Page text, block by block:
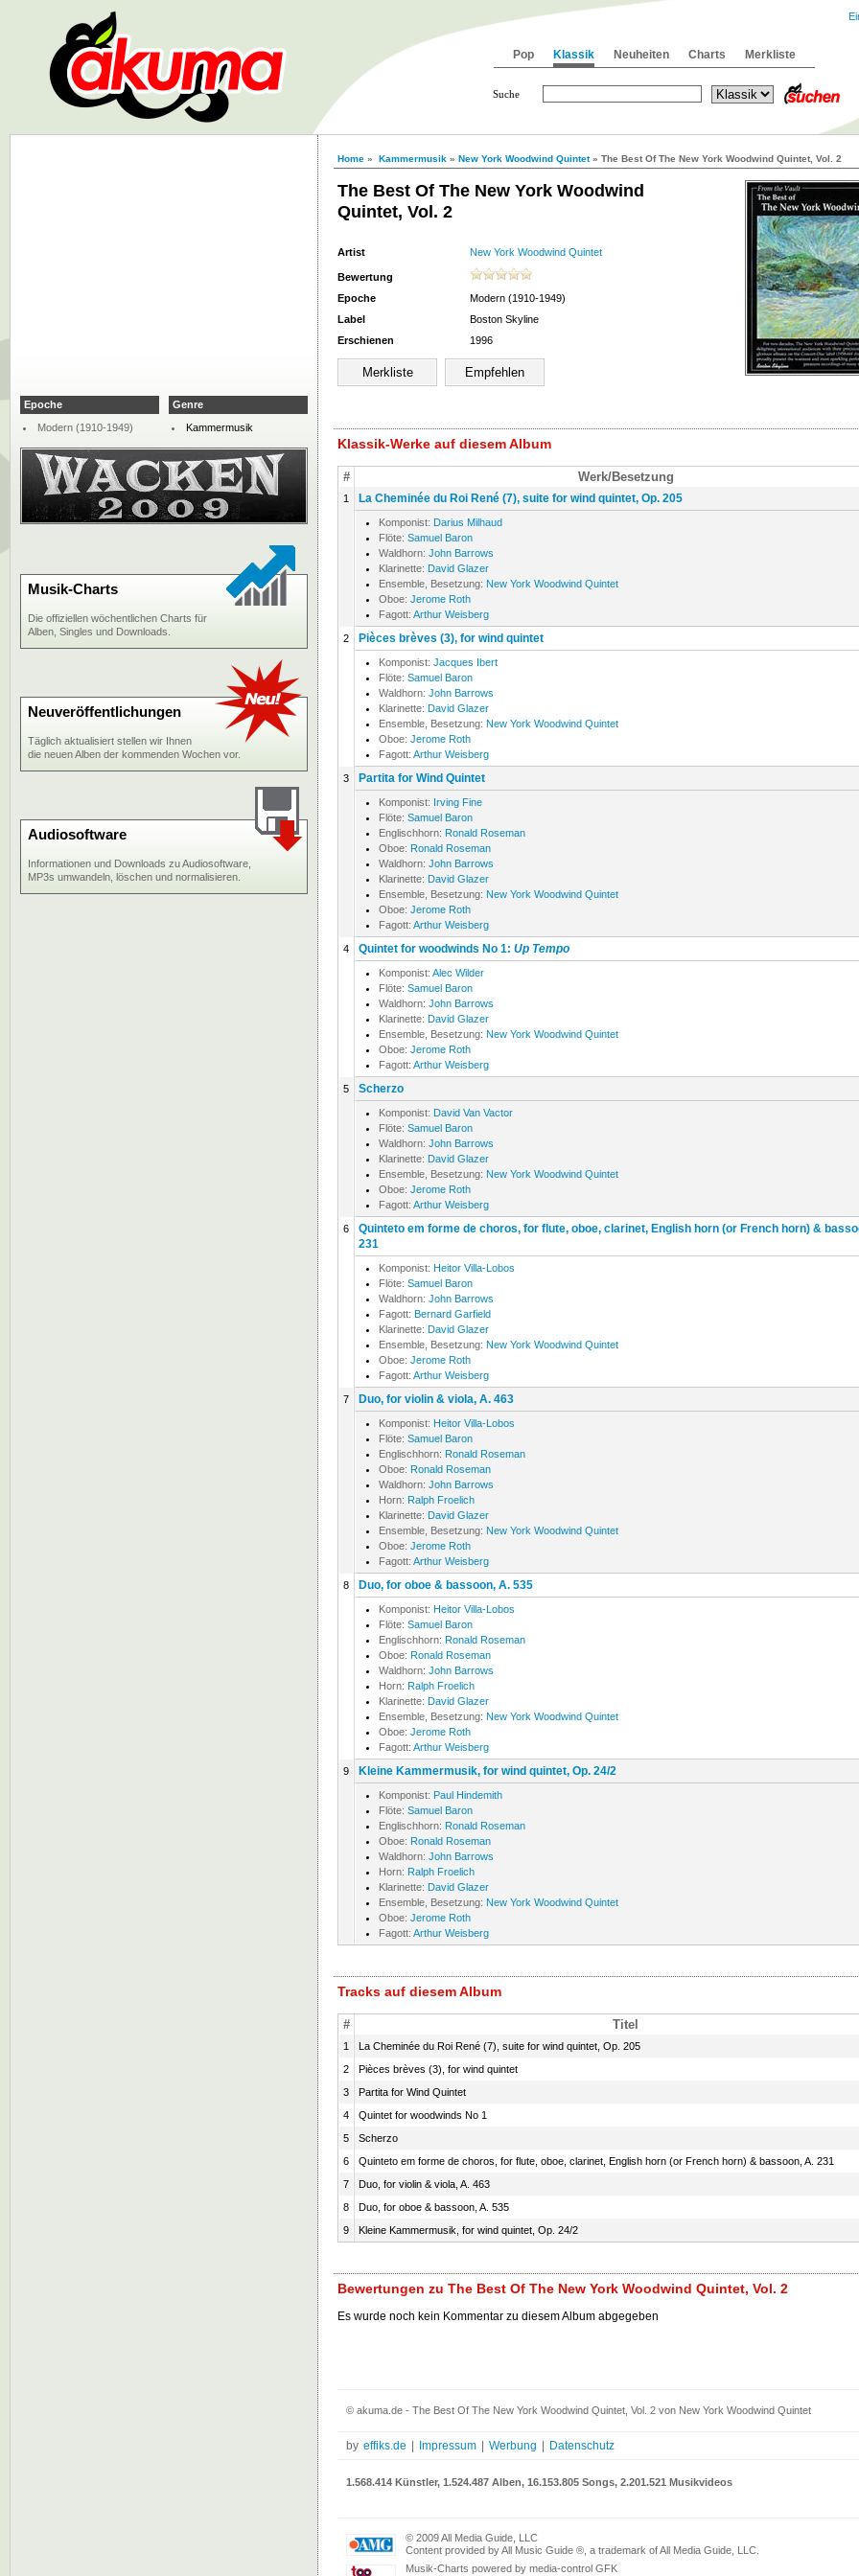
Home » Kammermusik » New York Woodwind Quintet» The Best Of The New York Woodwind Quintet, Vol. 2
The Best Of The New York Woodwind
Quintet, Vol. 2
Artist New York Woodwind Quintet
Bewertung
Epoche
Modern (1910-1949)
Label
Boston Skyline
Erschienen
1996
Klassik-Werke auf diesem Album
# Werk/Besetzung
1 La Cheminée du Roi René (7), suite for wind quintet, Op. 205
Komponist: Darius Milhaud
Flöte: Samuel Baron
Waldhorn: John Barrows
Klarinette: David Glazer
Ensemble, Besetzung: New York Woodwind Quintet
Oboe: Jerome Roth
Fagott: Arthur Weisberg
2 Pièces brèves (3), for wind quintet
Komponist: Jacques Ibert
Flöte: Samuel Baron
Waldhorn: John Barrows
Klarinette: David Glazer
Ensemble, Besetzung: New York Woodwind Quintet
Oboe: Jerome Roth
Fagott: Arthur Weisberg
3 Partita for Wind Quintet
Komponist: Irving Fine
Flöte: Samuel Baron
Englischhorn: Ronald Roseman
Oboe: Ronald Roseman
Waldhorn: John Barrows
Klarinette: David Glazer
Ensemble, Besetzung: New York Woodwind Quintet
Oboe: Jerome Roth
Fagott: Arthur Weisberg
4 Quintet for woodwinds No 1: Up Tempo
Komponist: Alec Wilder
Flöte: Samuel Baron
Waldhorn: John Barrows
Klarinette: David Glazer
Ensemble, Besetzung: New York Woodwind Quintet
Oboe: Jerome Roth
Fagott: Arthur Weisberg
5 Scherzo
Komponist: David Van Vactor
Flöte: Samuel Baron
Waldhorn: John Barrows
Klarinette: David Glazer
Ensemble, Besetzung: New York Woodwind Quintet
Oboe: Jerome Roth
Fagott: Arthur Weisberg
6
Quinteto em forme de choros, for flute, oboe, clarinet, English horn (or French horn) &
231
Komponist: Heitor Villa-Lobos
Flöte: Samuel Baron
Waldhorn: John Barrows
Fagott: Bernard Garfield
Klarinette: David Glazer
Ensemble, Besetzung: New York Woodwind Quintet
Oboe: Jerome Roth
Fagott: Arthur Weisberg
7 Duo, for violin & viola, A. 463
Komponist: Heitor Villa-Lobos
Flöte: Samuel Baron
Englischhorn: Ronald Roseman
Oboe: Ronald Roseman
Waldhorn: John Barrows
Horn: Ralph Froelich
Klarinette: David Glazer
Ensemble, Besetzung: New York Woodwind Quintet
Oboe: Jerome Roth
Fagott: Arthur Weisberg
8 Duo, for oboe & bassoon, A. 535
Komponist: Heitor Villa-Lobos
Flöte: Samuel Baron
Englischhorn: Ronald Roseman
Oboe: Ronald Roseman
Waldhorn: John Barrows
Horn: Ralph Froelich
Klarinette: David Glazer
Ensemble, Besetzung: New York Woodwind Quintet
Oboe: Jerome Roth
Fagott: Arthur Weisberg
9 Kleine Kammermusik, for wind quintet, Op. 24/2
Komponist: Paul Hindemith
Flöte: Samuel Baron
Englischhorn: Ronald Roseman
Oboe: Ronald Roseman
Waldhorn: John Barrows
Horn: Ralph Froelich
Klarinette: David Glazer
Ensemble, Besetzung: New York Woodwind Quintet
Oboe: Jerome Roth
Fagott: Arthur Weisberg
Tracks auf diesem Album
# Titel
1 La Cheminée du Roi René (7), suite for wind quintet, Op. 205
2
Pièces brèves (3), for wind quintet
3
Partita for Wind Quintet
4
Quintet for woodwinds No 1
5
Scherzo
6
Quinteto em forme de choros, for flute, oboe, clarinet, English horn (or French horn) & bassoon, A. 231
7
Duo, for violin & viola, A. 463
8
Duo, for oboe & bassoon, A. 535
9
Kleine Kammermusik, for wind quintet, Op. 24/2
Bewertungen zu The Best Of The New York Woodwind Quintet, Vol. 2
Es wurde noch kein Kommentar zu diesem Album abgegeben
Epoche
Modern (1910-1949)
Genre
Kammermusik
Musik-Charts
Die offiziellen wöchentlichen Charts für
Alben, Singles und Downloads.
Neuveröffentlichungen
Täglich aktualisiert stellen wir Ihnen
die neuen Alben der kommenden Wochen vor.
Audiosoftware
Informationen und Downloads zu Audiosoftware,
MP3s umwandeln, löschen und normalisieren.
© akuma.de - The Best Of The New York Woodwind Quintet, Vol. 2 von New York Woodwind Quintet
by effiks.de Impressum Werbung Datenschutz
1.568.414 Künstler, 1.524.487 Alben, 16.153.805 Songs, 2.201.521 Musikvideos
© 2009 All Media Guide, LLC
Content provided by All Music Guide ®, a trademark of All Media Guide, LLC.
Musik-Charts powered by media-control GFK
Pop Klassik Neuheiten Charts Merkliste
Suche